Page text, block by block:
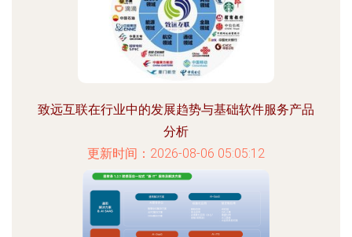
致远互联在行业中的发展趋势与基础软件服务产品
分析
更新时间：2026-08-06 05:05:12